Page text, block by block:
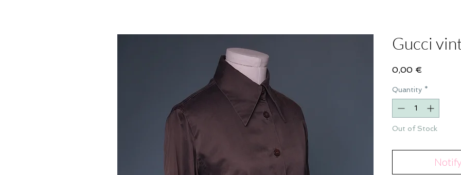
Gucci
0,00 €
Quantity *
Out of Stock